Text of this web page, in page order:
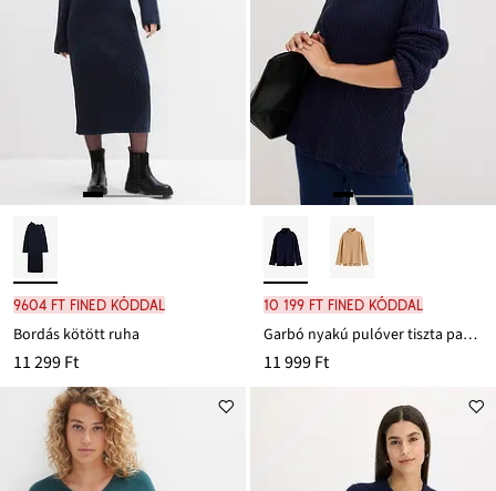
9604 Ft FINED kóddal
Bordás kötött ruha
11 299 Ft
10 199 Ft FINED kóddal
Garbó nyakú pulóver tiszta pamutból
11 999 Ft